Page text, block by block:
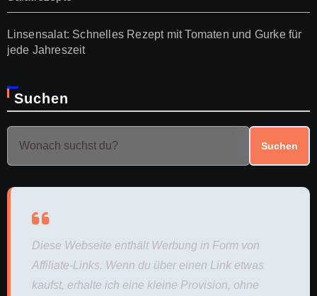
Linsensalat: Schnelles Rezept mit Tomaten und Gurke für
jede Jahreszeit
Suchen
Suchen
Diese Webseite enthält Werbung in Form von
Affiliate-Links. Wenn du über einen Link etwas
kaufst, erhalte ich eine kleine Provision, ohne